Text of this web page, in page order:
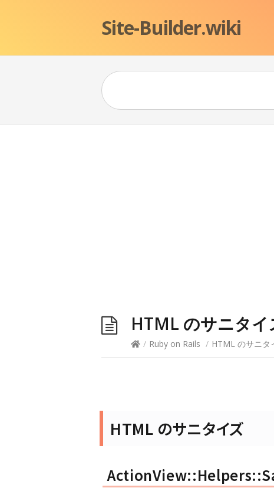
Site-Builder.wiki
HTML のサニタイ
/ Ruby on Rails / HTML のサニタ
HTML のサニタイズ